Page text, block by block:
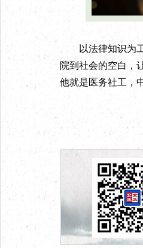
以法律知识为工
院到社会的空白，
他就是医务社工，